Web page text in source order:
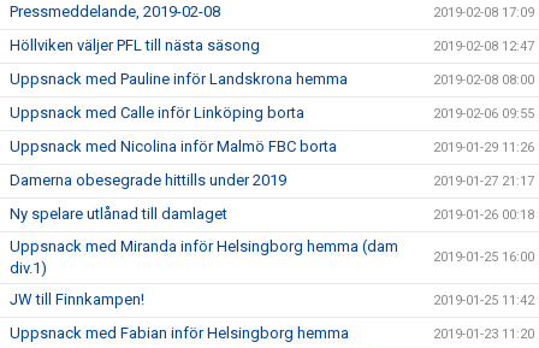
Pressmeddelande, 2019-02-08 2019-02-08 17:09
Höllviken väljer PFL till nästa säsong 2019-02-08 12:47
Uppsnack med Pauline inför Landskrona hemma 2019-02-08 08:00
Uppsnack med Calle inför Linköping borta 2019-02-06 09:55
Uppsnack med Nicolina inför Malmö FBC borta 2019-01-29 11:26
Damerna obesegrade hittills under 2019 2019-01-27 21:17
Ny spelare utlånad till damlaget 2019-01-26 00:18
Uppsnack med Miranda inför Helsingborg hemma (dam
div.1)
2019-01-25 16:00
JW till Finnkampen! 2019-01-25 11:42
Uppsnack med Fabian inför Helsingborg hemma 2019-01-23 11:20